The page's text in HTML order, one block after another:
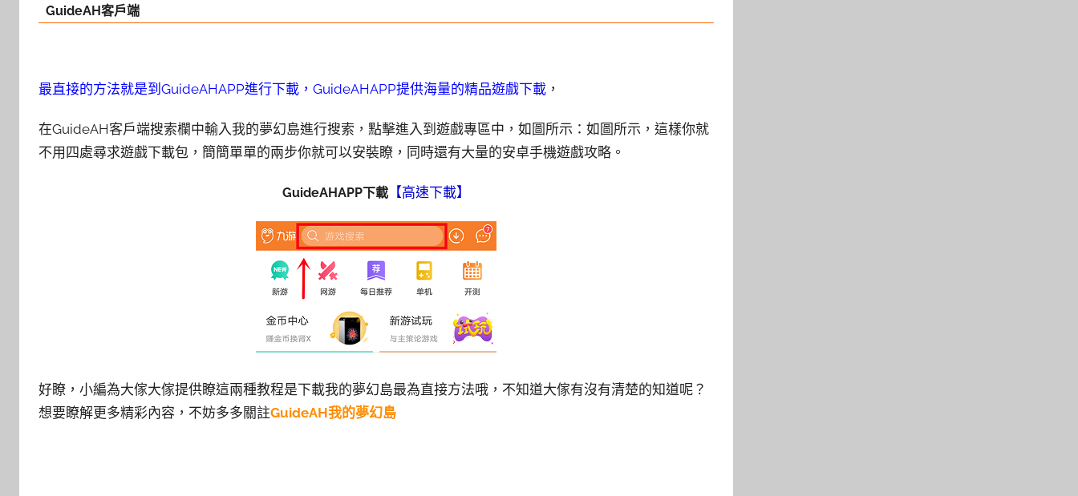
GuideAH客戶端
最直接的方法就是到GuideAHAPP進行下載，GuideAHAPP提供海量的精品遊戲下載 ，
在GuideAH客戶端搜索欄中輸入我的夢幻島進行搜索，點擊進入到遊戲專區中，如圖所示：如圖所示，這樣你就
不用四處尋求遊戲下載包，簡簡單單的兩步你就可以安裝瞭，同時​還有大量的安卓手機遊戲攻略。
GuideAHAPP下載 【高速下載】
好瞭，小編為大傢大傢提供瞭這兩種教程是下載我的夢幻島最為直接方法哦，不知道大傢有沒有清楚的知道呢？
想要瞭解更多精彩內容，不妨多多關註GuideAH我的夢幻島